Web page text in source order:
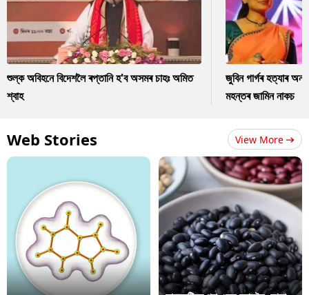
শুল্ক অবিহনে বিদেশলৈ ৰপ্তানি হ'ব অসমৰ চাহঃ অমিত
শ্বাহ
জুবিন গাৰ্গৰ হত্যাৰ
মহন্তৰ জামিন নাকচ
Web Stories View More